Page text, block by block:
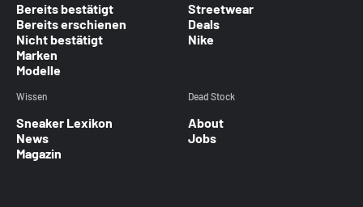
Bereits bestätigt
Bereits erschienen
Nicht bestätigt
Marken
Modelle
Streetwear
Deals
Nike
Wissen
Sneaker Lexikon
News
Magazin
Dead Stock
About
Jobs